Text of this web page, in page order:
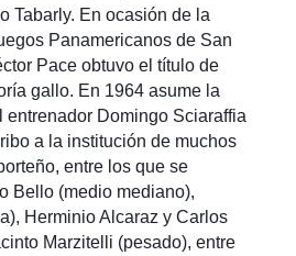
Tabarly. En ocasión de la
Panamericanos de San
Pace obtuvo el título de
gallo. En 1964 asume la
entrenador Domingo Sciaraffia
a la institución de muchos
entre los que se
Bello (medio mediano),
Herminio Alcaraz y Carlos
Marzitelli (pesado), entre